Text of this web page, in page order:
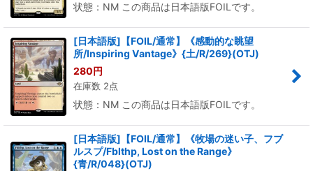
状態：NM この商品は日本語版FOILです。
[日本語版]【FOIL/通常】《感動的な眺望
所/Inspiring Vantage》{土/R/269}(OTJ)
280円
在庫数 2点
状態：NM この商品は日本語版FOILです。
[日本語版]【FOIL/通常】《牧場の迷い子、フブ
ルスプ/Fblthp, Lost on the Range》
{青/R/048}(OTJ)